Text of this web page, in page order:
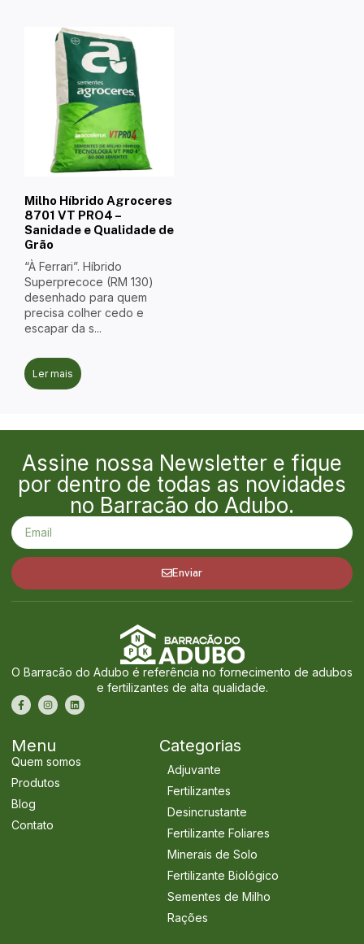
Milho Híbrido Agroceres
8701 VT PRO4 –
Sanidade e Qualidade de
Grão
“À Ferrari”. Híbrido
Superprecoce (RM 130)
desenhado para quem
precisa colher cedo e
escapar da s...
Ler mais
Assine nossa Newsletter e fique
por dentro de todas as novidades
no Barracão do Adubo.
Enviar
O Barracão do Adubo é referência no fornecimento de adubos
e fertilizantes de alta qualidade.
Menu
Quem somos
Produtos
Blog
Contato
Categorias
Adjuvante
Fertilizantes
Desincrustante
Fertilizante Foliares
Minerais de Solo
Fertilizante Biológico
Sementes de Milho
Rações